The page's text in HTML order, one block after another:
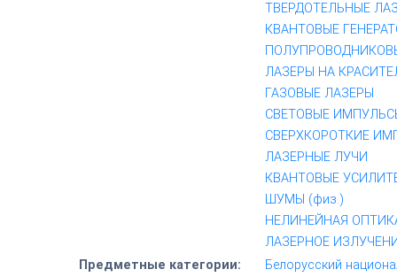
ТВЕРДОТЕЛЬНЫЕ
КВАНТОВЫЕ
ЛАЗЕРЫ НА
ГАЗОВЫЕ ЛАЗЕРЫ
СВЕТОВЫЕ
СВЕРХКОРОТКИЕ
ЛАЗЕРНЫЕ ЛУЧИ
КВАНТОВЫЕ
ШУМЫ (физ.)
НЕЛИНЕЙНАЯ
ЛАЗЕРНОЕ
Предметные категории:
Белорусский